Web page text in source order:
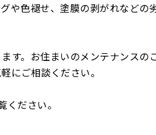
や色褪せ、塗膜の剥がれなどの
す。お住まいのメンテナンスの
にご相談ください。
ください。